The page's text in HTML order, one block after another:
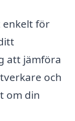
enkelt för
att jämföra
och
om din